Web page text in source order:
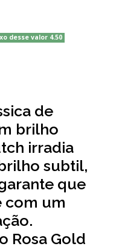
desse valor 4.50
de
brilho
irradia
subtil,
que
com um
Rosa Gold